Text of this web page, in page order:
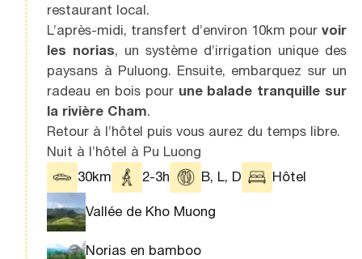
restaurant local.
L’après-midi, transfert d’environ 10km pour voir
les norias, un système d’irrigation unique des
paysans à Puluong. Ensuite, embarquez sur un
radeau en bois pour une balade tranquille sur
la rivière Cham.
Retour à l’hôtel puis vous aurez du temps libre.
Nuit à l’hôtel à Pu Luong
30km
2-3h B, L, D Hôtel
Vallée de Kho Muong
Norias en bamboo